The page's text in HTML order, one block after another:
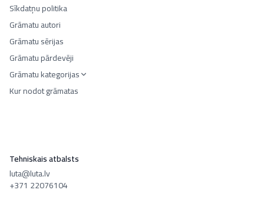
Sīkdatņu politika
Grāmatu autori
Grāmatu sērijas
Grāmatu pārdevēji
Grāmatu kategorijas
Kur nodot grāmatas
Tehniskais atbalsts
luta@luta.lv
+371 22076104